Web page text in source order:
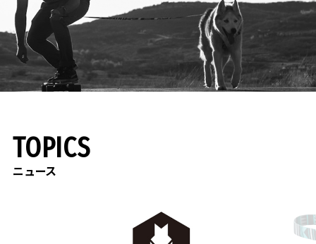
TOPICS
ニュース